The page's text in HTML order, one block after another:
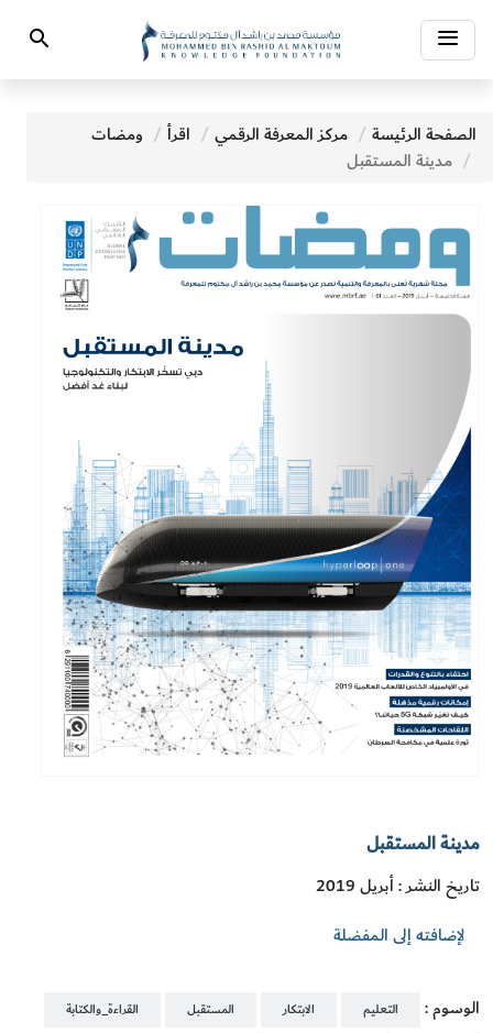
Toggle
navigation
Search
الصفحة الرئيسة مركز المعرفة الرقمي اقرأ
ومضات
مدينة المستقبل
مدينة المستقبل
تاريخ النشر : أبريل 2019
لإضافته إلى المفضلة
الوسوم : التعليم الابتكار المستقبل
القراءة_والكتابة